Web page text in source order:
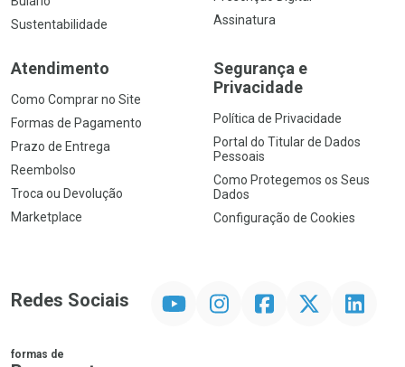
Sustentabilidade
Assinatura
Atendimento
Como Comprar no Site
Formas de Pagamento
Prazo de Entrega
Reembolso
Troca ou Devolução
Marketplace
Segurança e
Privacidade
Política de Privacidade
Portal do Titular de Dados
Pessoais
Como Protegemos os Seus
Dados
Configuração de Cookies
Redes Sociais InstagramFacebookTwitter Linkedin
formas de